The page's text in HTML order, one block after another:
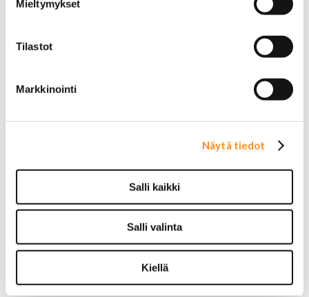
Mieltymykset
Tilastot
Markkinointi
Näytä tiedot
Salli kaikki
Salli valinta
Kiellä
Takavalot
Cadillac
Corvette
Chrysler
Dodge